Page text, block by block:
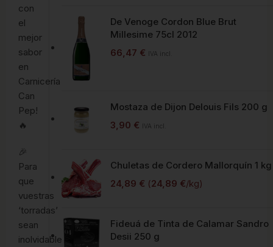
con
el
mejor
sabor
en
Carnicería
Can
Pep!
🔥
🎉
Para
que
vuestras
‘torradas’
sean
inolvidables,
De Venoge Cordon Blue Brut
Millesime 75cl 2012
66,47 € IVA incl.
Mostaza de Dijon Delouis Fils 200 g
3,90 € IVA incl.
Chuletas de Cordero Mallorquín 1 kg
24,89 € (24,89 €/kg)
Fideuá de Tinta de Calamar Sandro
Desii 250 g